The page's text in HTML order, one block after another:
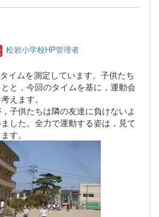
松岩小学校HP管理者
イムを測定しています。子供たち
と，今回のタイムを基に，運動会
えます。
子供たちは隣の友達に負けないよ
した。全力で運動する姿は，見て
す。